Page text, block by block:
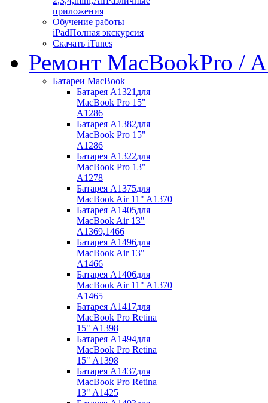
приложения
Обучение работы
iPadПолная экскурсия
Скачать iTunes
Ремонт MacBookPro /
Батареи MacBook
Батарея A1321 для
MacBook Pro 15"
A1286
Батарея A1382для
MacBook Pro 15"
A1286
Батарея A1322для
MacBook Pro 13"
A1278
Батарея A1375для
MacBook Air 11" A1370
Батарея A1405для
MacBook Air 13"
A1369,1466
Батарея A1496для
MacBook Air 13"
A1466
Батарея A1406для
MacBook Air 11" A1370
A1465
Батарея A1417для
MacBook Pro Retina
15" A1398
Батарея A1494для
MacBook Pro Retina
15" A1398
Батарея A1437для
MacBook Pro Retina
13" A1425